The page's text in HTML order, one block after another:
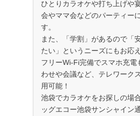
ひとりカラオケや打ち上げや
会やママ会などのパーティー
す。
また、「学割」があるので「
たい」というニーズにもお応
フリーWi-Fi完備でスマホ充電
わせや会議など、テレワーク
用可能！
池袋でカラオケをお探しの場
ッグエコー池袋サンシャイン